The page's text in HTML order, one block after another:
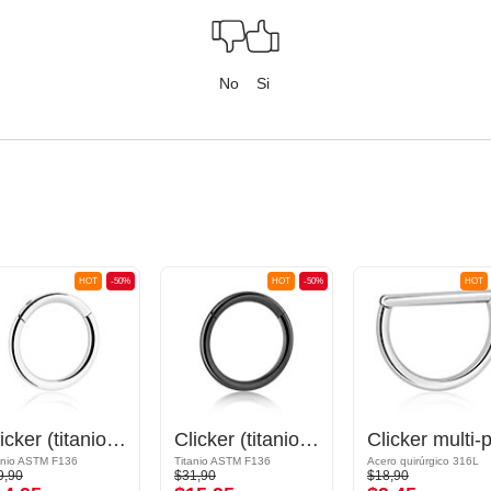
No Si
-50%
HOT
Clicker (titanio, acabado brillante)
ASTM F136
-50%
HOT
Clicker (titanio, negro, acabado brillante)
Titanio ASTM F136
$31,90
HOT
Acero quirúrgico 316L
$18,90